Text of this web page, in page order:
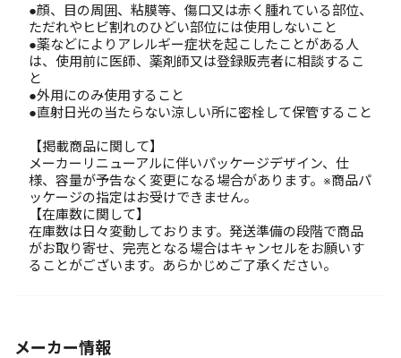
●顔、目の周囲、粘膜等、傷口又は赤く腫れている部位、
ただれやヒビ割れのひどい部位には使用しないこと
●薬などによりアレルギー症状を起こしたことがある人
は、使用前に医師、薬剤師又は登録販売者に相談するこ
と
●外用にのみ使用すること
●直射日光の当たらない涼しい所に密栓して保管すること
【掲載商品に関して】
メーカーリニューアルに伴いパッケージデザイン、仕
様、容量が予告なく変更になる場合があります。※商品パ
ッケージの指定はお受けできません。
【在庫数に関して】
在庫数は日々変動しております。発送準備の段階で商品
がお取り寄せ、完売となる場合はキャンセルをお願いす
ることがございます。あらかじめご了承ください。
メーカー情報